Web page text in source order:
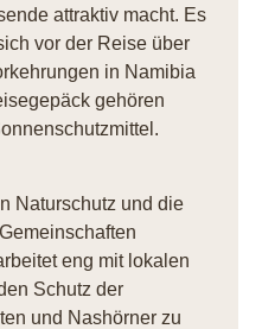
attraktiv macht. Es
vor der Reise über
in Namibia
gehören
Naturschutz und die
eng mit lokalen
Schutz der
und Nashörner zu